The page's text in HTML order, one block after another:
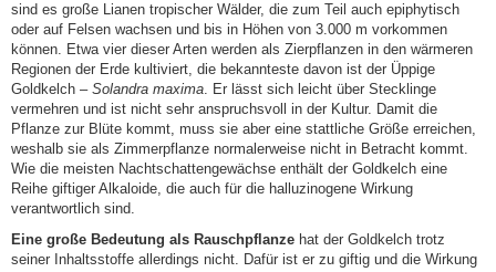
sind es große Lianen tropischer Wälder, die zum Teil auch epiphytisch
oder auf Felsen wachsen und bis in Höhen von 3.000 m vorkommen
können. Etwa vier dieser Arten werden als Zierpflanzen in den wärmeren
Regionen der Erde kultiviert, die bekannteste davon ist der Üppige
Goldkelch – Solandra maxima. Er lässt sich leicht über Stecklinge
vermehren und ist nicht sehr anspruchsvoll in der Kultur. Damit die
Pflanze zur Blüte kommt, muss sie aber eine stattliche Größe erreichen,
weshalb sie als Zimmerpflanze normalerweise nicht in Betracht kommt.
Wie die meisten Nachtschattengewächse enthält der Goldkelch eine
Reihe giftiger Alkaloide, die auch für die halluzinogene Wirkung
verantwortlich sind.
Eine große Bedeutung als Rauschpflanze hat der Goldkelch trotz
seiner Inhaltsstoffe allerdings nicht. Dafür ist er zu giftig und die Wirkung